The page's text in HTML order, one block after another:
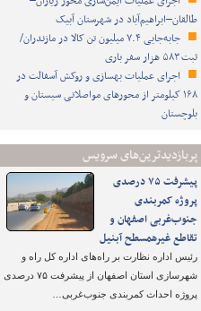
طالقان–ابراهیم‌آباد در شهرستان آبیک
جابه‌جایی ۷.۴ میلیون تن کالا در مازندران/
ثبت ۵۸۳ هزار سفر باری
اجرای عملیات بهسازی و روکش آسفالت در
۱۶۸ کیلومتر از محورهای مواصلاتی سیستان و
بلوچستان
پربازدیدترین‌های سرویس
پیشرفت ۷۵ درصدی
پروژه کمربندی
جنوب‌غربی اصفهان و
تقاطع غیرهمسطح آبنیل
رئیس اداره نظارت بر راه‌های اداره کل راه و
شهرسازی استان اصفهان از پیشرفت ۷۵ درصدی
پروژه احداث کمربندی جنوب‌غربی…